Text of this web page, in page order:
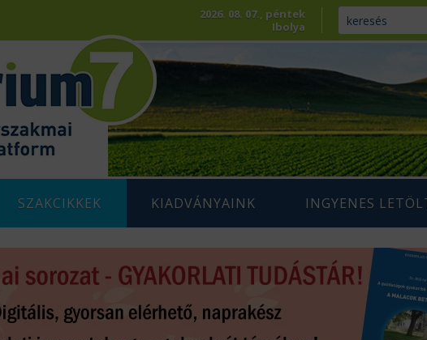
2026. 08. 07., péntek
Ibolya
SZAKCIKKEK
AGRÁRENERGETIKA
FENNTARTHATÓ
AGRÁRGAZDASÁG
GÉPESÍTÉS
AGRÁRTÁMOGATÁSOK KAMARA
KIADVÁNYAINK
AGRÁRIUM SZAKLAP
AGRÁR SZAKKÖNYVEK
INGYENES
AGRÁRIUM MAGAZIN
SZAKMAI